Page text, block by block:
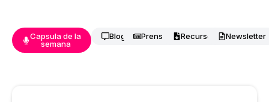
Capsula de la
semana
Blog Prensa Recursos Newsletter